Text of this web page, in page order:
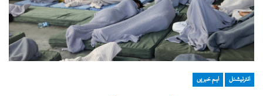
انٹرنیشنل اہم خبریں